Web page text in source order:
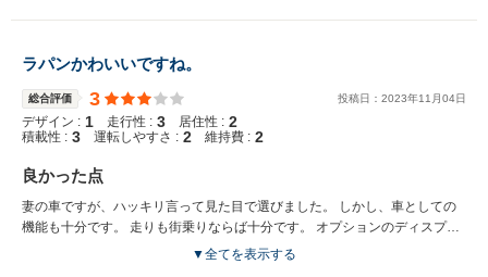
ラパンかわいいですね。
総合評価 3 投稿日： 2023年11 月04日
デザイン : 1 走行性 : 3 居住性 : 2
積載性 : 3 運転しやすさ : 2 維持費 : 2
良かった点
妻の車ですが、ハッキリ言って見た目で選びました。 しかし、車としての
機能も十分です。 走りも街乗りならば十分です。 オプションのディスプレ
イオーディオはバックカメラ付きで52800円は安いと思います。
▼全てを表示する